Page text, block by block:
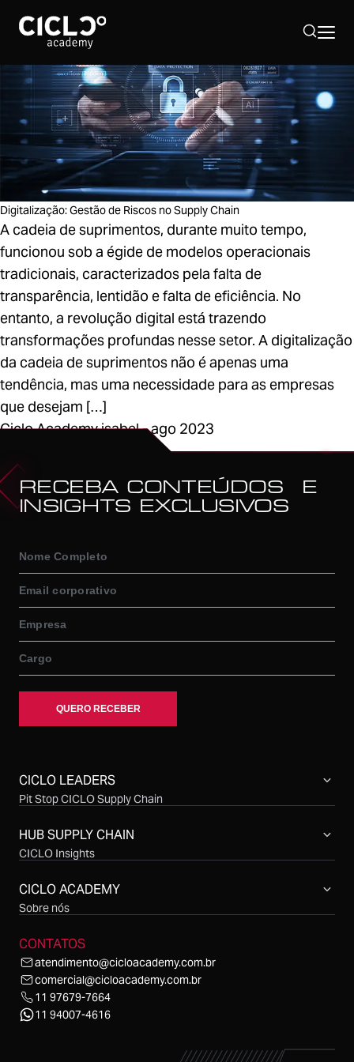
Sobre nós
Hub Supply Chain
Programação 2026
40º Simpósio Supply Chain
Digitalização: Gestão de Riscos no Supply Chain
A cadeia de suprimentos, durante muito tempo,
funcionou sob a égide de modelos operacionais
tradicionais, caracterizados pela falta de
transparência, lentidão e falta de eficiência. No
entanto, a revolução digital está trazendo
transformações profundas nesse setor. A digitalização
da cadeia de suprimentos não é apenas uma
tendência, mas uma necessidade para as empresas
que desejam […]
Ciclo Academy isabel - ago 2023
RECEBA CONTEÚDOS E
INSIGHTS EXCLUSIVOS
CICLO LEADERS
Pit Stop CICLO Supply Chain
Simpósio CICLO Supply Chain
HUB SUPPLY CHAIN
CICLO Insights
CICLO Talks
CICLO Cast
CICLO ACADEMY
Sobre nós
CONTATOS
atendimento@cicloacademy.com.br
comercial@cicloacademy.com.br
11 97679-7664
11 94007-4616